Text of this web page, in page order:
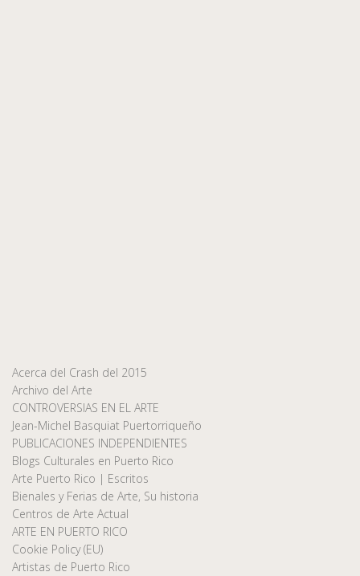
Acerca del Crash del 2015
Archivo del Arte
CONTROVERSIAS EN EL ARTE
Jean-Michel Basquiat Puertorriqueño
PUBLICACIONES INDEPENDIENTES
Blogs Culturales en Puerto Rico
Arte Puerto Rico | Escritos
Bienales y Ferias de Arte, Su historia
Centros de Arte Actual
ARTE EN PUERTO RICO
Cookie Policy (EU)
Artistas de Puerto Rico